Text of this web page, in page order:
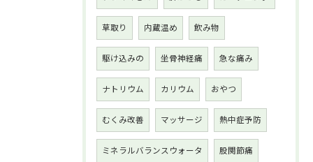
草取り 内蔵温め 飲み物
駆け込みの 坐骨神経痛 急な痛み
ナトリウム カリウム おやつ
むくみ改善 マッサージ 熱中症予防
ミネラルバランスウォータ 股関節痛